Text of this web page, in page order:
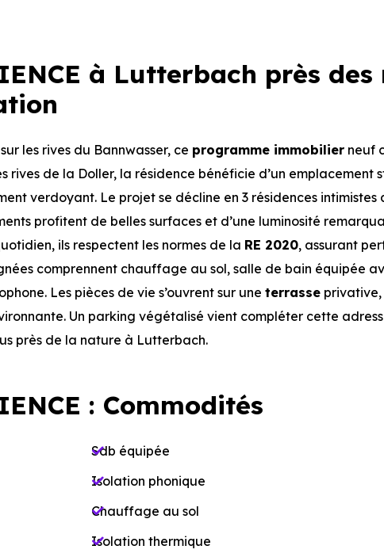
à Lutterbach près des
les rives du Bannwasser, ce programme immobilier neuf
rives de la Doller, la résidence bénéficie d’un emplacement
verdoyant. Le projet se décline en 3 résidences
profitent de belles surfaces et d’une luminosité
ils respectent les normes de la RE 2020, assurant
comprennent chauffage au sol, salle de bain équipée
Les pièces de vie s’ouvrent sur une terrasse
Un parking végétalisé vient compléter cette
près de la nature à Lutterbach.
: Commodités
Sdb équipée
Isolation phonique
Chauffage au sol
Isolation thermique